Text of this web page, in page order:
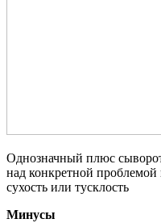
Однозначный плюс
над конкретной
сухость или тусклость
Минусы